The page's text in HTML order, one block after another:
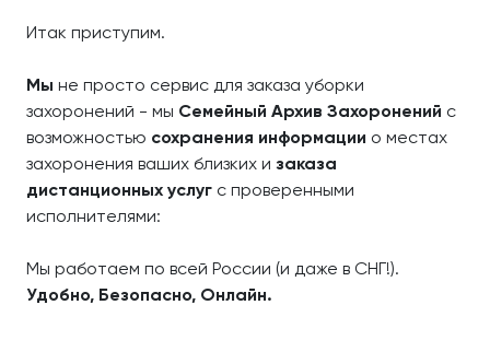
Итак приступим.
Мы не просто сервис для заказа уборки
захоронений - мы Семейный Архив Захоронений с
возможностью сохранения информации о местах
захоронения ваших близких и заказа
дистанционных услуг с проверенными
исполнителями:
Мы работаем по всей России (и даже в СНГ!).
Удобно, Безопасно, Онлайн.